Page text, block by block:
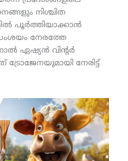
നിശ്ചിത
പൂര്‍ത്തിയാക്കാന്‍
നേരത്തേ
ഏഷ്യന്‍ വിന്റര്‍
ട്രോജേനയുമായി നേരിട്ട്